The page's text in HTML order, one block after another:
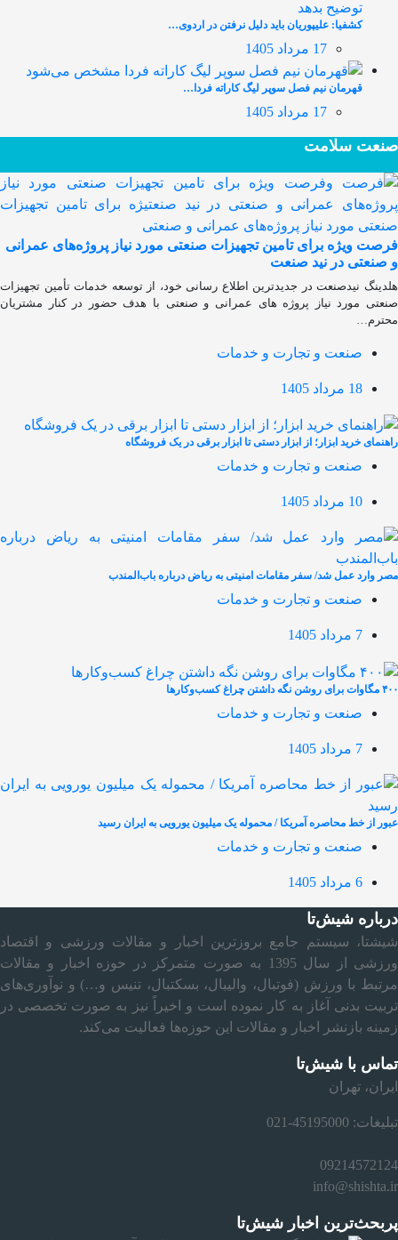
کشفیا: علیپوریان باید دلیل نرفتن در اردوی…
17 مرداد 1405
قهرمان نیم فصل سوپر لیگ کاراته فردا…
17 مرداد 1405
صنعت سلامت
فرصت ویژه برای تامین تجهیزات صنعتی مورد نیاز پروژه‌های عمرانی
و صنعتی در نید صنعت
هلدینگ نیدصنعت در جدیدترین اطلاع رسانی خود، از توسعه خدمات تأمین تجهیزات
صنعتی مورد نیاز پروژه های عمرانی و صنعتی با هدف حضور در کنار مشتریان
محترم…
صنعت و تجارت و خدمات
18 مرداد 1405
راهنمای خرید ابزار؛ از ابزار دستی تا ابزار برقی در یک فروشگاه
صنعت و تجارت و خدمات
10 مرداد 1405
مصر وارد عمل شد/ سفر مقامات امنیتی به ریاض درباره باب‌المندب
صنعت و تجارت و خدمات
7 مرداد 1405
۴۰۰ مگاوات برای روشن نگه داشتن چراغ کسب‌وکار‌ها
صنعت و تجارت و خدمات
7 مرداد 1405
عبور از خط محاصره آمریکا / محموله یک میلیون یورویی به ایران رسید
صنعت و تجارت و خدمات
6 مرداد 1405
درباره شیش‌تا
شیشتا، سیستم جامع بروزترین اخبار و مقالات ورزشی و اقتصاد
ورزشی از سال 1395 به صورت متمرکز در حوزه اخبار و مقالات
مرتبط با ورزش (فوتبال، والیبال، بسکتبال، تنیس و…) و نوآوری‌های
تربیت بدنی آغاز به کار نموده است و اخیراً نیز به صورت تخصصی در
زمینه بازنشر اخبار و مقالات این حوزه‌ها فعالیت می‌کند.
تماس با شیش‌تا
ایران، تهران
تبلیغات: 45195000-021
09214572124
info@shishta.ir
پربحث‌ترین اخبار شیش‌تا